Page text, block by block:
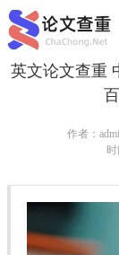
英文论文查重
作者：